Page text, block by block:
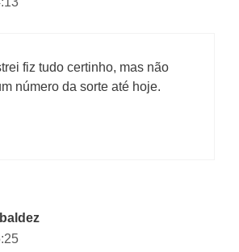
fiz tudo certinho, mas não
número da sorte até hoje.